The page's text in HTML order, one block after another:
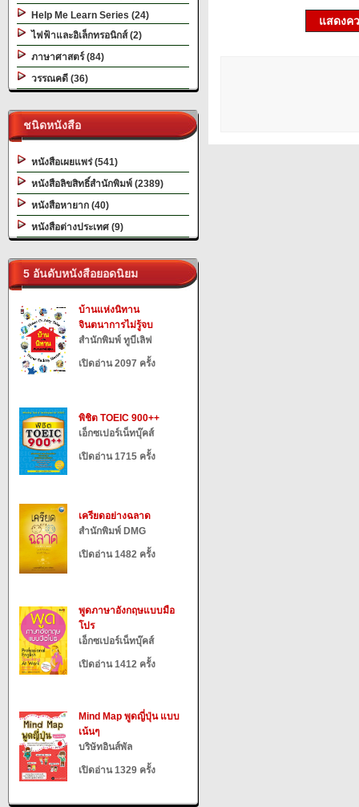
Help Me Learn Series (24)
ไฟฟ้าและอิเล็กทรอนิกส์ (2)
ภาษาศาสตร์ (84)
วรรณคดี (36)
ชนิดหนังสือ
หนังสือเผยแพร่ (541)
หนังสือลิขสิทธิ์สำนักพิมพ์ (2389)
หนังสือหายาก (40)
หนังสือต่างประเทศ (9)
5 อันดับหนังสือยอดนิยม
บ้านแห่งนิทาน
จินตนาการไม่รู้จบ
สำนักพิมพ์ ทูบีเลิฟ
เปิดอ่าน 2097 ครั้ง
พิชิต TOEIC 900++
เอ็กซเปอร์เน็ทบุ๊คส์
เปิดอ่าน 1715 ครั้ง
เครียดอย่างฉลาด
สำนักพิมพ์ DMG
เปิดอ่าน 1482 ครั้ง
พูดภาษาอังกฤษแบบมือ
โปร
เอ็กซเปอร์เน็ทบุ๊คส์
เปิดอ่าน 1412 ครั้ง
Mind Map พูดญี่ปุ่น แบบ
เน้นๆ
บริษัทอินส์พัล
เปิดอ่าน 1329 ครั้ง
แสดงค